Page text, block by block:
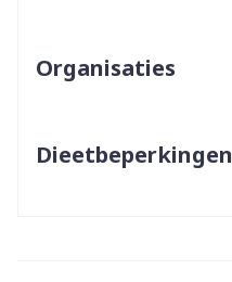
Organisaties
Dieetbeperkingen